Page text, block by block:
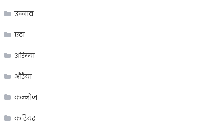
उन्नाव
एटा
ओरेय्या
औरैया
कन्नौज़
करियर